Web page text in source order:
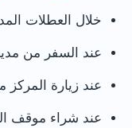
خلال العطلات
عند السفر من
عند زيارة
عند شراء موقف